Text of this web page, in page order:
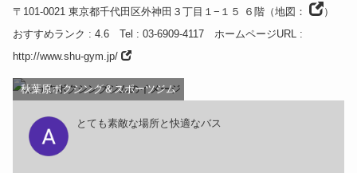
〒101-0021 東京都千代田区外神田３丁目１−１５ ６階（地図：
）
おすすめランク : 4.6 Tel : 03-6909-4117 ホームページURL:
http://www.shu-gym.jp/
秋葉原ボクシング＆スポーツジム
とても素敵な場所と快適なバス